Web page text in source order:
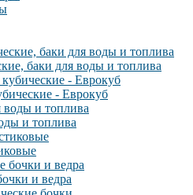
баки для воды и топлива
- Еврокуб
и топлива
и ведра